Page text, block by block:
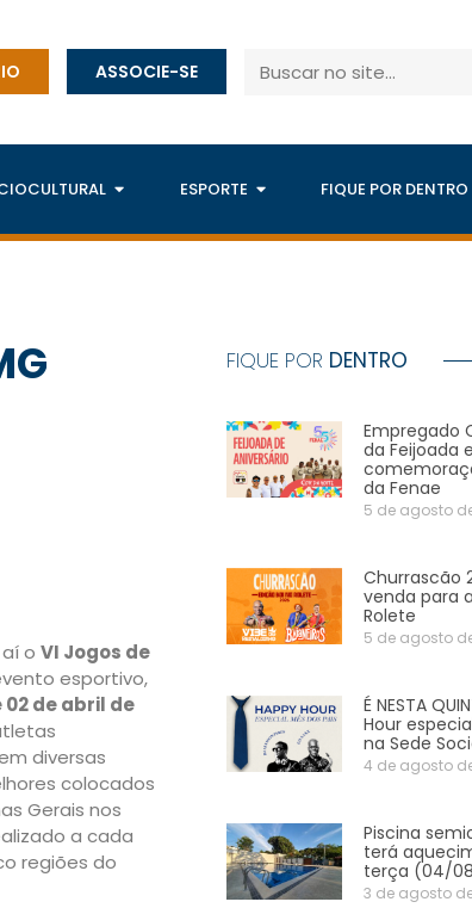
ASSOCIE-SE
ESPORTE FIQUE POR DENTRO
o VI Jogos de
esportivo,
02 de abril de
diversas
colocados
Gerais nos
a cada
regiões do
FIQUE POR DENTRO
Empregado
da Feijoada
da Fenae
5 de agosto
Churrascão
venda para
Rolete
5 de agosto
É NESTA
Hour
na Sede
4 de agosto
Piscina
terá
terça (04/
3 de agosto